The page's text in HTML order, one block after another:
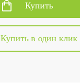
Купить
Купить в один клик